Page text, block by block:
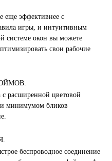
еще эффективнее с
игры, и интуитивным
системе окон вы можете
свои рабочие
расширенной цветовой
и минимумом бликов
беспроводное соединение